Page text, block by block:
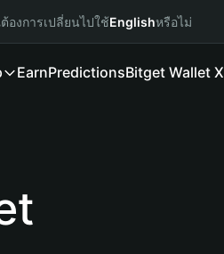
องการเปลี่ยนไปใช้Englishหรือไม่
EarnPredictionsBitget Wallet X